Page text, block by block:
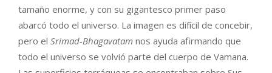
tamaño enorme, y con su gigantesco primer paso
abarcó todo el universo. La imagen es difícil de concebir,
pero el Srimad-Bhagavatam nos ayuda afirmando que
todo el universo se volvió parte del cuerpo de Vamana.